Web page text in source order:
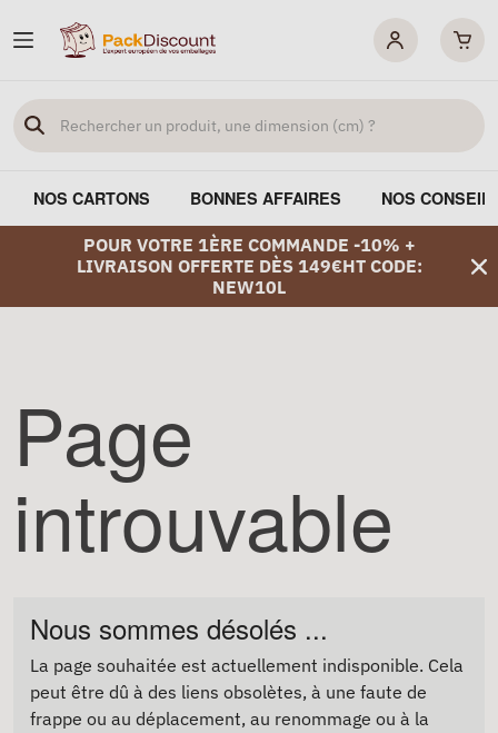
NOS CARTONS BONNES AFFAIRES NOS
POUR VOTRE 1ÈRE COMMANDE -10% +
LIVRAISON OFFERTE DÈS 149€HT CODE:
NEW10L
Page
introuvable
Nous sommes désolés ...
La page souhaitée est actuellement indisponible. Cela
peut être dû à des liens obsolètes, à une faute de
frappe ou au déplacement, au renommage ou à la